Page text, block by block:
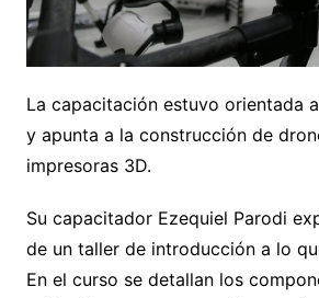
La capacitación estuvo orientada
y apunta a la construcción de
impresoras 3D.
Su capacitador Ezequiel Parodi
de un taller de introducción a lo
En el curso se detallan los